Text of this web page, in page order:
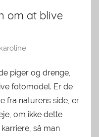
om at blive
karoline
piger og drenge,
fotomodel. Er de
fra naturens side, er
om ikke dette
så man